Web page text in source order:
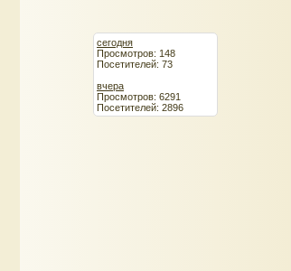
сегодня
Просмотров: 148
Посетителей: 73
вчера
Просмотров: 6291
Посетителей: 2896